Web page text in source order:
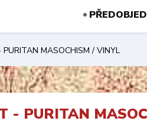
MASOCHISM / VINYL
- PURITAN